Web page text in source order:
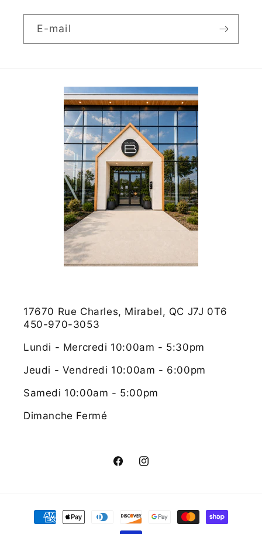
E-mail
17670 Rue Charles, Mirabel, QC J7J 0T6
450-970-3053
Lundi - Mercredi 10:00am - 5:30pm
Jeudi - Vendredi 10:00am - 6:00pm
Samedi 10:00am - 5:00pm
Dimanche Fermé
FacebookInstagram
Moyens